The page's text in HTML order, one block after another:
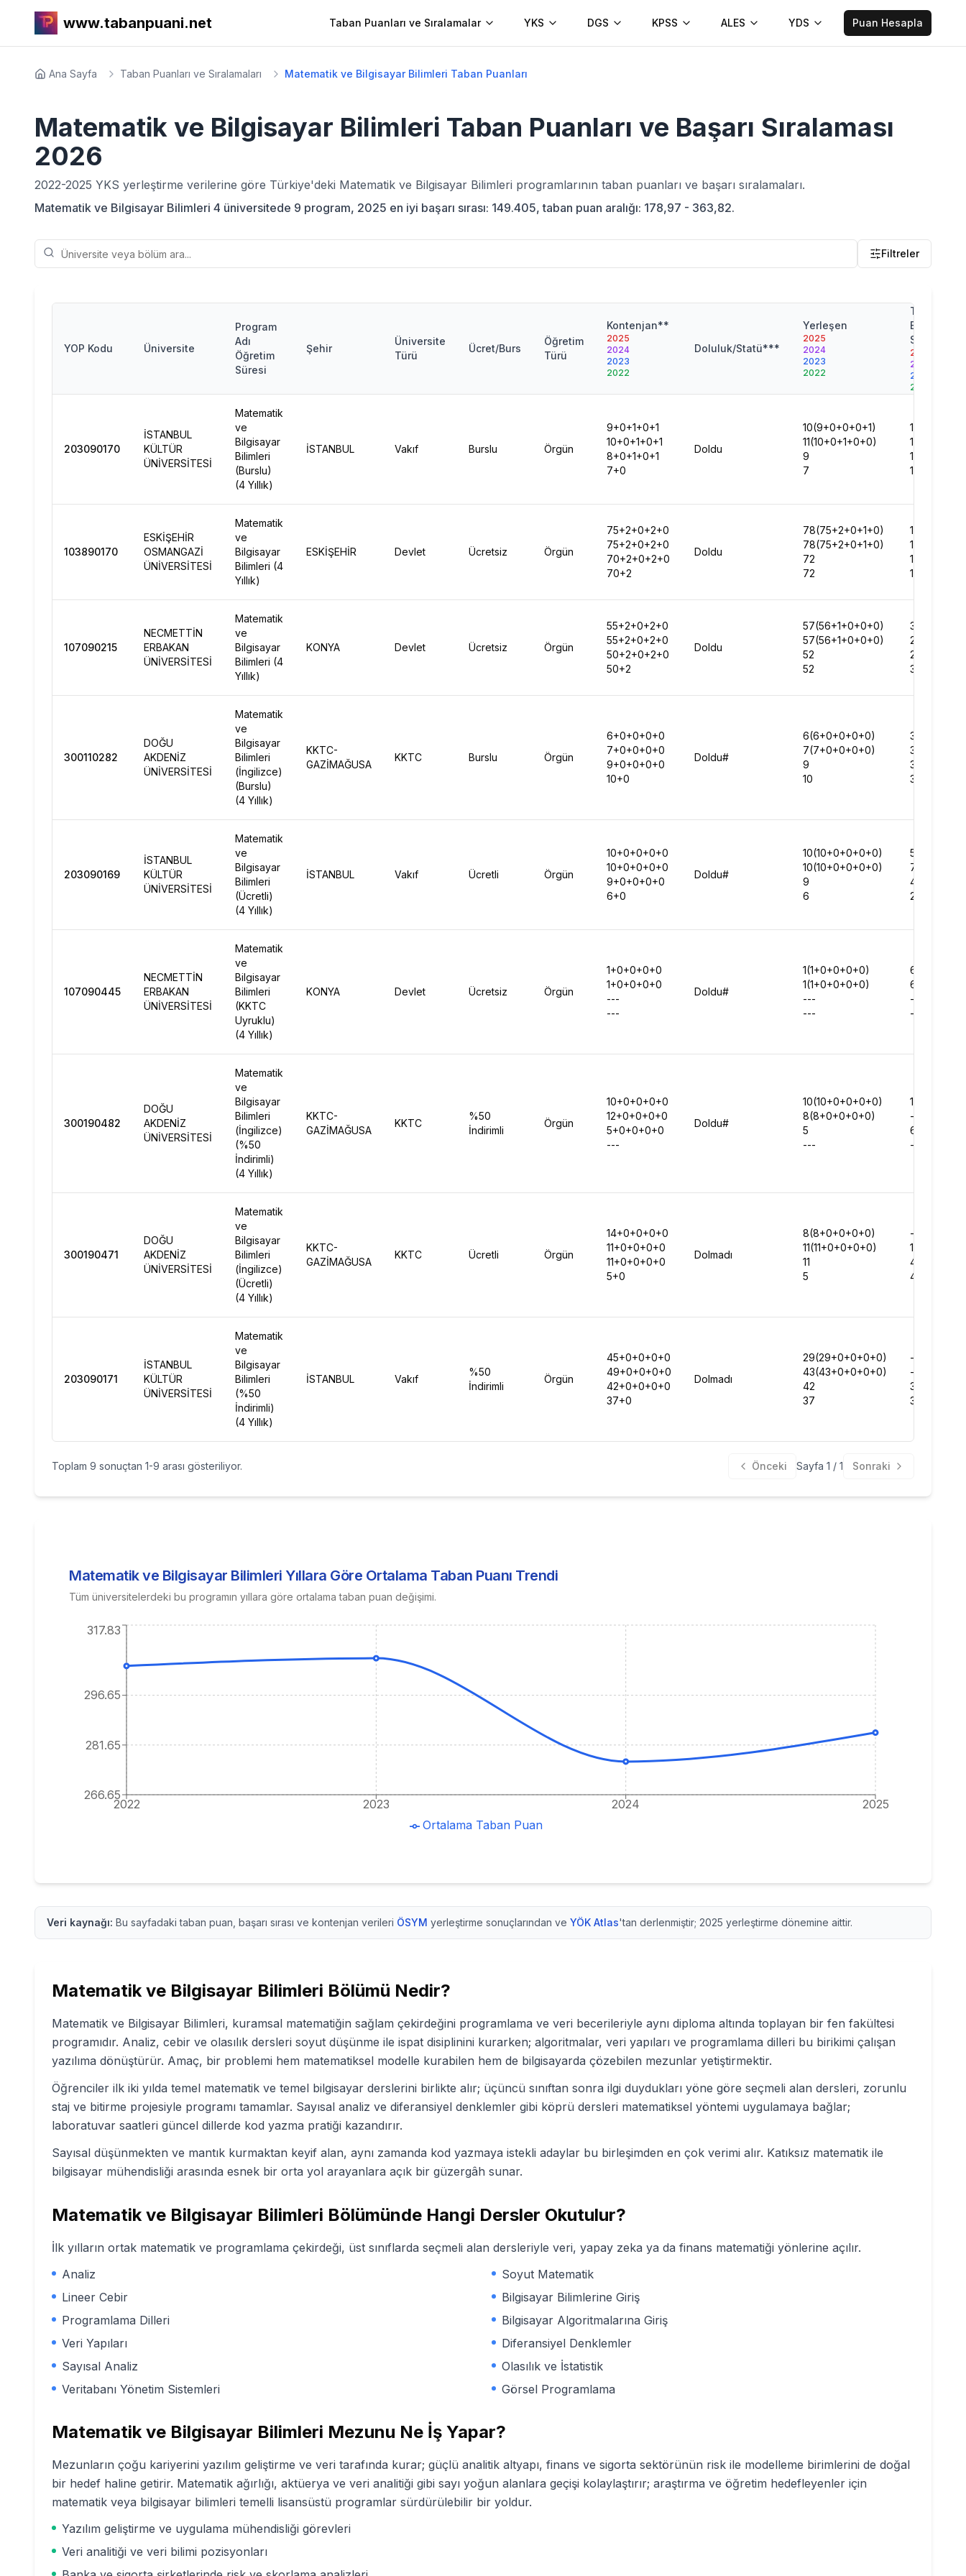
www.tabanpuani.net Taban Puanları ve Sıralamalar YKS DGS KPSS ALES YDS Puan Hesapla
Ana Sayfa Taban Puanları ve Sıralamaları Matematik ve Bilgisayar Bilimleri Taban Puanları
Matematik ve Bilgisayar Bilimleri Taban Puanları ve Başarı Sıralaması
2026
2022-2025 YKS yerleştirme verilerine göre Türkiye'deki Matematik ve Bilgisayar Bilimleri programlarının taban puanları ve başarı sıralamaları.
Matematik ve Bilgisayar Bilimleri 4 üniversitede 9 program, 2025 en iyi başarı sırası: 149.405, taban puan aralığı: 178,97 - 363,82.
Filtreler
YOP Kodu Üniversite
Program
Adı
Öğretim
Süresi
Şehir
Üniversite
Türü
Ücret/Burs
Öğretim
Türü
Kontenjan**
2025
2024
2023
2022
Doluluk/Statü***
Yerleşen
2025
2024
2023
2022
Taban
Başarı
Sırası
2025
2024
2023
2022
203090170
İSTANBUL
KÜLTÜR
ÜNİVERSİTESİ
Matematik
ve
Bilgisayar
Bilimleri
(Burslu)
(4 Yıllık)
İSTANBUL Vakıf Burslu Örgün
9+0+1+0+1
10+0+1+0+1
8+0+1+0+1
7+0
Doldu
10(9+0+0+0+1)
11(10+0+1+0+0)
9
7
149405
142988
110161
115725
103890170
ESKİŞEHİR
OSMANGAZİ
ÜNİVERSİTESİ
Matematik
ve
Bilgisayar
Bilimleri (4
Yıllık)
ESKİŞEHİR Devlet Ücretsiz Örgün
75+2+0+2+0
75+2+0+2+0
70+2+0+2+0
70+2
Doldu
78(75+2+0+1+0)
78(75+2+0+1+0)
72
72
163206
161964
154518
199600
107090215
NECMETTİN
ERBAKAN
ÜNİVERSİTESİ
Matematik
ve
Bilgisayar
Bilimleri (4
Yıllık)
KONYA Devlet Ücretsiz Örgün
55+2+0+2+0
55+2+0+2+0
50+2+0+2+0
50+2
Doldu
57(56+1+0+0+0)
57(56+1+0+0+0)
52
52
309312
295426
271411
308979
300110282
DOĞU
AKDENİZ
ÜNİVERSİTESİ
Matematik
ve
Bilgisayar
Bilimleri
(İngilizce)
(Burslu)
(4 Yıllık)
KKTC-
GAZİMAĞUSA
KKTC Burslu Örgün
6+0+0+0+0
7+0+0+0+0
9+0+0+0+0
10+0
Doldu#
6(6+0+0+0+0)
7(7+0+0+0+0)
9
10
330378
315281
321791
362933
203090169
İSTANBUL
KÜLTÜR
ÜNİVERSİTESİ
Matematik
ve
Bilgisayar
Bilimleri
(Ücretli)
(4 Yıllık)
İSTANBUL Vakıf Ücretli Örgün
10+0+0+0+0
10+0+0+0+0
9+0+0+0+0
6+0
Doldu#
10(10+0+0+0+0)
10(10+0+0+0+0)
9
6
530479
723618
433173
298707
107090445
NECMETTİN
ERBAKAN
ÜNİVERSİTESİ
Matematik
ve
Bilgisayar
Bilimleri
(KKTC
Uyruklu)
(4 Yıllık)
KONYA Devlet Ücretsiz Örgün
1+0+0+0+0
1+0+0+0+0
---
---
Doldu#
1(1+0+0+0+0)
1(1+0+0+0+0)
---
---
625754
648533
-
-
300190482
DOĞU
AKDENİZ
ÜNİVERSİTESİ
Matematik
ve
Bilgisayar
Bilimleri
(İngilizce)
(%50
İndirimli)
(4 Yıllık)
KKTC-
GAZİMAĞUSA
KKTC
%50
İndirimli
Örgün
10+0+0+0+0
12+0+0+0+0
5+0+0+0+0
---
Doldu#
10(10+0+0+0+0)
8(8+0+0+0+0)
5
---
1274934
-
645179
-
300190471
DOĞU
AKDENİZ
ÜNİVERSİTESİ
Matematik
ve
Bilgisayar
Bilimleri
(İngilizce)
(Ücretli)
(4 Yıllık)
KKTC-
GAZİMAĞUSA
KKTC Ücretli Örgün
14+0+0+0+0
11+0+0+0+0
11+0+0+0+0
5+0
Dolmadı
8(8+0+0+0+0)
11(11+0+0+0+0)
11
5
-
1175088
492388
471149
203090171
İSTANBUL
KÜLTÜR
ÜNİVERSİTESİ
Matematik
ve
Bilgisayar
Bilimleri
(%50
İndirimli)
(4 Yıllık)
İSTANBUL Vakıf
%50
İndirimli
Örgün
45+0+0+0+0
49+0+0+0+0
42+0+0+0+0
37+0
Dolmadı
29(29+0+0+0+0)
43(43+0+0+0+0)
42
37
-
-
384546
373215
Toplam 9 sonuçtan 1-9 arası gösteriliyor. Önceki Sayfa 1 / 1 Sonraki
Matematik ve Bilgisayar Bilimleri Yıllara Göre Ortalama Taban Puanı Trendi
Tüm üniversitelerdeki bu programın yıllara göre ortalama taban puan değişimi.
2022 2023 2024 2025
266.65
281.65
296.65
317.83
Ortalama Taban Puan
Veri kaynağı: Bu sayfadaki taban puan, başarı sırası ve kontenjan verileri ÖSYM yerleştirme sonuçlarından ve YÖK Atlas'tan derlenmiştir; 2025 yerleştirme dönemine aittir.
Matematik ve Bilgisayar Bilimleri Bölümü Nedir?
Matematik ve Bilgisayar Bilimleri, kuramsal matematiğin sağlam çekirdeğini programlama ve veri becerileriyle aynı diploma altında toplayan bir fen fakültesi
programıdır. Analiz, cebir ve olasılık dersleri soyut düşünme ile ispat disiplinini kurarken; algoritmalar, veri yapıları ve programlama dilleri bu birikimi çalışan
yazılıma dönüştürür. Amaç, bir problemi hem matematiksel modelle kurabilen hem de bilgisayarda çözebilen mezunlar yetiştirmektir.
Öğrenciler ilk iki yılda temel matematik ve temel bilgisayar derslerini birlikte alır; üçüncü sınıftan sonra ilgi duydukları yöne göre seçmeli alan dersleri, zorunlu
staj ve bitirme projesiyle programı tamamlar. Sayısal analiz ve diferansiyel denklemler gibi köprü dersleri matematiksel yöntemi uygulamaya bağlar;
laboratuvar saatleri güncel dillerde kod yazma pratiği kazandırır.
Sayısal düşünmekten ve mantık kurmaktan keyif alan, aynı zamanda kod yazmaya istekli adaylar bu birleşimden en çok verimi alır. Katıksız matematik ile
bilgisayar mühendisliği arasında esnek bir orta yol arayanlara açık bir güzergâh sunar.
Matematik ve Bilgisayar Bilimleri Bölümünde Hangi Dersler Okutulur?
İlk yılların ortak matematik ve programlama çekirdeği, üst sınıflarda seçmeli alan dersleriyle veri, yapay zeka ya da finans matematiği yönlerine açılır.
Analiz
Soyut Matematik
Lineer Cebir
Bilgisayar Bilimlerine Giriş
Programlama Dilleri
Bilgisayar Algoritmalarına Giriş
Veri Yapıları
Diferansiyel Denklemler
Sayısal Analiz
Olasılık ve İstatistik
Veritabanı Yönetim Sistemleri
Görsel Programlama
Matematik ve Bilgisayar Bilimleri Mezunu Ne İş Yapar?
Mezunların çoğu kariyerini yazılım geliştirme ve veri tarafında kurar; güçlü analitik altyapı, finans ve sigorta sektörünün risk ile modelleme birimlerini de doğal
bir hedef haline getirir. Matematik ağırlığı, aktüerya ve veri analitiği gibi sayı yoğun alanlara geçişi kolaylaştırır; araştırma ve öğretim hedefleyenler için
matematik veya bilgisayar bilimleri temelli lisansüstü programlar sürdürülebilir bir yoldur.
Yazılım geliştirme ve uygulama mühendisliği görevleri
Veri analitiği ve veri bilimi pozisyonları